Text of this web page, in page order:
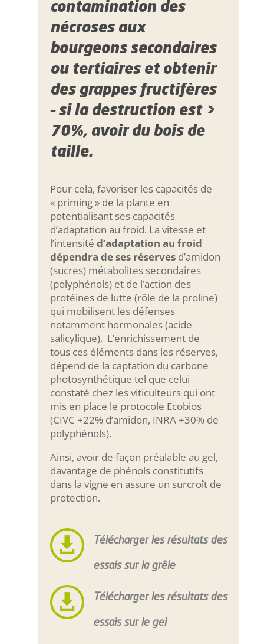
contamination des
nécroses aux
bourgeons secondaires
ou tertiaires et obtenir
des grappes fructifères
– si la destruction est >
70%, avoir du bois de
taille.
Pour cela, favoriser les capacités de
« priming » de la plante en
potentialisant ses capacités
d’adaptation au froid. La vitesse et
l’intensité d’adaptation au froid
dépendra de ses réservesd’amidon
(sucres) métabolites secondaires
(polyphénols) et de l’action des
protéines de lutte (rôle de la proline)
qui mobilisent les défenses
notamment hormonales (acide
salicylique). L’enrichissement de
tous ces éléments dans les réserves,
dépend de la captation du carbone
photosynthétique tel que celui
constaté chez les viticulteurs qui ont
mis en place le protocole Ecobios
(CIVC +22% d’amidon, INRA +30% de
polyphénols).
Ainsi, avoir de façon préalable au gel,
davantage de phénols constitutifs
dans la vigne en assure un surcroît de
protection.
 Télécharger les résultats des
essais sur la grêle
 Télécharger les résultats des
essais sur le gel